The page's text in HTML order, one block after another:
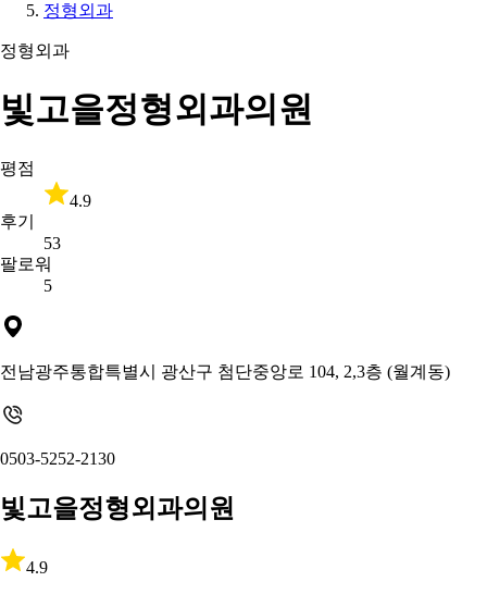
정형외과
정형외과
빛고을정형외과의원
평점
4.9
후기
53
팔로워
5
전남광주통합특별시 광산구 첨단중앙로 104, 2,3층 (월계동)
0503-5252-2130
빛고을정형외과의원
4.9